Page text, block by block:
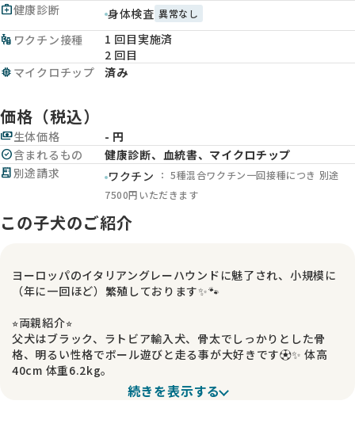
medical_services健康診断 身体検査 異常なし
vaccines ワクチン接種
1 回目実施済
2 回目
memory マイクロチップ 済み
価格（税込）
payments生体価格
- 円
check_circle含まれるもの
健康診断、血統書、マイクロチップ
receipt_long 別途請求 ワクチン
： 5種混合ワクチン一回接種につき 別途
7500円いただきます
この子犬のご紹介
ヨーロッパのイタリアングレーハウンドに魅了され、小規模に
（年に一回ほど）繁殖しております✨🐾
⭐︎両親紹介⭐︎
父犬はブラック、ラトビア輸入犬、骨太でしっかりとした骨
格、明るい性格でボール遊びと走る事が大好きです⚽️✨ 体高
40cm 体重6.2kg。
母犬はブルー、オランダ輸入犬の娘、しっかりとした骨格、ド
続きを表示する